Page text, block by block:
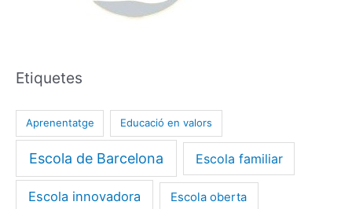
Etiquetes
Aprenentatge Educació en valors
Escola de Barcelona Escola familiar
Escola innovadora Escola oberta